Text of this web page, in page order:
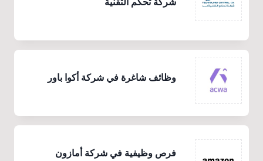
وظائف شاغرة في شركة أكوا باور
فرص وظيفية في شركة أمازون